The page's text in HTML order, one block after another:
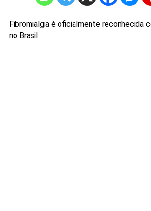
Fibromialgia é oficialmente reconhecida
no Brasil